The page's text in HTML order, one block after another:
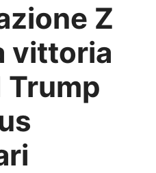
Z
vittoria
Trump